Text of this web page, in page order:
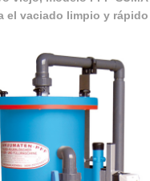
el vaciado limpio y